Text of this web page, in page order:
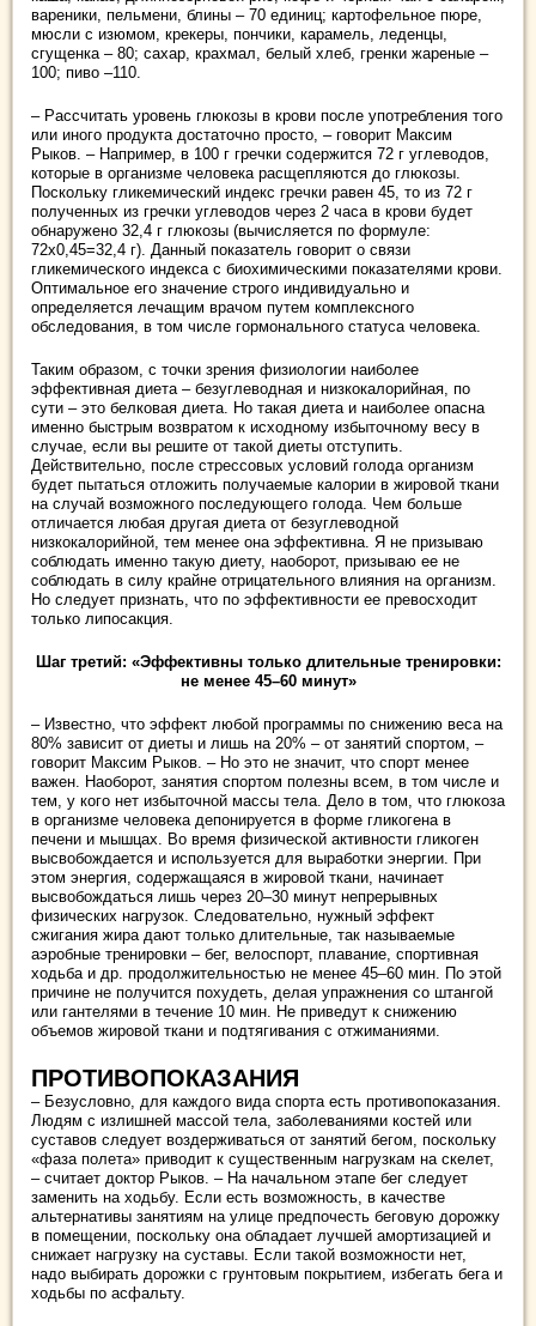
вареники, пельмени, блины – 70 единиц; картофельное пюре,
мюсли с изюмом, крекеры, пончики, карамель, леденцы,
сгущенка – 80; сахар, крахмал, белый хлеб, гренки жареные –
100; пиво –110.
– Рассчитать уровень глюкозы в крови после употребления того
или иного продукта достаточно просто, – говорит Максим
Рыков. – Например, в 100 г гречки содержится 72 г углеводов,
которые в организме человека расщепляются до глюкозы.
Поскольку гликемический индекс гречки равен 45, то из 72 г
полученных из гречки углеводов через 2 часа в крови будет
обнаружено 32,4 г глюкозы (вычисляется по формуле:
72х0,45=32,4 г). Данный показатель говорит о связи
гликемического индекса с биохимическими показателями крови.
Оптимальное его значение строго индивидуально и
определяется лечащим врачом путем комплексного
обследования, в том числе гормонального статуса человека.
Таким образом, с точки зрения физиологии наиболее
эффективная диета – безуглеводная и низкокалорийная, по
сути – это белковая диета. Но такая диета и наиболее опасна
именно быстрым возвратом к исходному избыточному весу в
случае, если вы решите от такой диеты отступить.
Действительно, после стрессовых условий голода организм
будет пытаться отложить получаемые калории в жировой ткани
на случай возможного последующего голода. Чем больше
отличается любая другая диета от безуглеводной
низкокалорийной, тем менее она эффективна. Я не призываю
соблюдать именно такую диету, наоборот, призываю ее не
соблюдать в силу крайне отрицательного влияния на организм.
Но следует признать, что по эффективности ее превосходит
только липосакция.
Шаг третий: «Эффективны только длительные тренировки:
не менее 45–60 минут»
– Известно, что эффект любой программы по снижению веса на
80% зависит от диеты и лишь на 20% – от занятий спортом, –
говорит Максим Рыков. – Но это не значит, что спорт менее
важен. Наоборот, занятия спортом полезны всем, в том числе и
тем, у кого нет избыточной массы тела. Дело в том, что глюкоза
в организме человека депонируется в форме гликогена в
печени и мышцах. Во время физической активности гликоген
высвобождается и используется для выработки энергии. При
этом энергия, содержащаяся в жировой ткани, начинает
высвобождаться лишь через 20–30 минут непрерывных
физических нагрузок. Следовательно, нужный эффект
сжигания жира дают только длительные, так называемые
аэробные тренировки – бег, велоспорт, плавание, спортивная
ходьба и др. продолжительностью не менее 45–60 мин. По этой
причине не получится похудеть, делая упражнения со штангой
или гантелями в течение 10 мин. Не приведут к снижению
объемов жировой ткани и подтягивания с отжиманиями.
ПРОТИВОПОКАЗАНИЯ
– Безусловно, для каждого вида спорта есть противопоказания.
Людям с излишней массой тела, заболеваниями костей или
суставов следует воздерживаться от занятий бегом, поскольку
«фаза полета» приводит к существенным нагрузкам на скелет,
– считает доктор Рыков. – На начальном этапе бег следует
заменить на ходьбу. Если есть возможность, в качестве
альтернативы занятиям на улице предпочесть беговую дорожку
в помещении, поскольку она обладает лучшей амортизацией и
снижает нагрузку на суставы. Если такой возможности нет,
надо выбирать дорожки с грунтовым покрытием, избегать бега и
ходьбы по асфальту.